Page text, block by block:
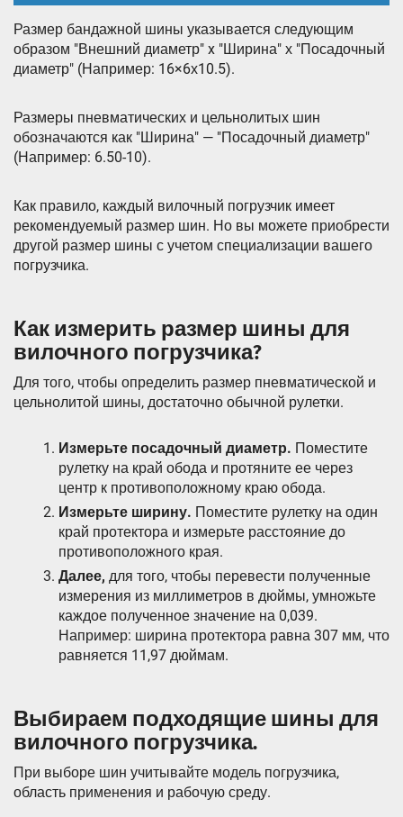
Размер бандажной шины указывается следующим
образом "Внешний диаметр" x "Ширина" х "Посадочный
диаметр" (Например: 16×6х10.5).
Размеры пневматических и цельнолитых шин
обозначаются как "Ширина" — "Посадочный диаметр"
(Например: 6.50-10).
Как правило, каждый вилочный погрузчик имеет
рекомендуемый размер шин. Но вы можете приобрести
другой размер шины с учетом специализации вашего
погрузчика.
Как измерить размер шины для
вилочного погрузчика?
Для того, чтобы определить размер пневматической и
цельнолитой шины, достаточно обычной рулетки.
Измерьте посадочный диаметр. Поместите
рулетку на край обода и протяните ее через
центр к противоположному краю обода.
Измерьте ширину. Поместите рулетку на один
край протектора и измерьте расстояние до
противоположного края.
Далее, для того, чтобы перевести полученные
измерения из миллиметров в дюймы, умножьте
каждое полученное значение на 0,039.
Например: ширина протектора равна 307 мм, что
равняется 11,97 дюймам.
Выбираем подходящие шины для
вилочного погрузчика.
При выборе шин учитывайте модель погрузчика,
область применения и рабочую среду.